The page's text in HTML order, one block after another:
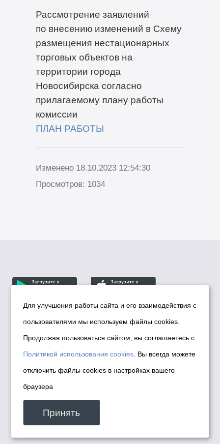
Рассмотрение заявлений
по внесению изменений в Схему
размещения нестационарных
торговых объектов на
территории города
Новосибирска согласно
прилагаемому плану работы
комиссии
ПЛАН РАБОТЫ
Изменено 18.10.2023 12:54:30
Просмотров: 1034
© Департамент информационной политики мэрии
города Новосибирска, 2026
Политика использования Cookies
Политика по обработке персональных
данных в информационных системах
мэрии города Новосибирска
malinchukvl@mail.ru
Для улучшения работы сайта и его взаимодействия с
пользователями мы используем файлы cookies.
Продолжая пользоваться сайтом, вы соглашаетесь с
Политикой использования cookies . Вы всегда можете
отключить файлы cookies в настройках вашего
браузера
Принять